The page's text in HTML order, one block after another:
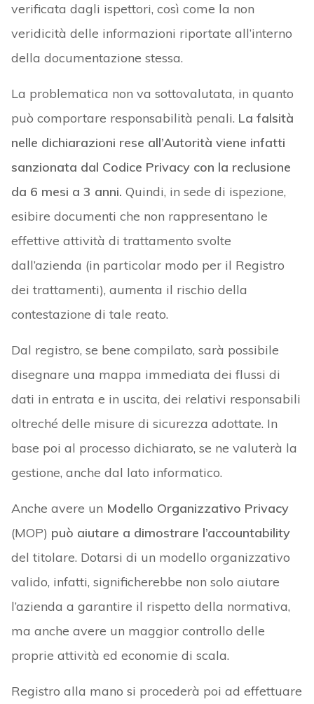
verificata dagli ispettori, così come la non
veridicità delle informazioni riportate all’interno
della documentazione stessa.
La problematica non va sottovalutata, in quanto
può comportare responsabilità penali. La falsità
nelle dichiarazioni rese all’Autorità viene infatti
sanzionata dal Codice Privacy con la reclusione
da 6 mesi a 3 anni. Quindi, in sede di ispezione,
esibire documenti che non rappresentano le
effettive attività di trattamento svolte
dall’azienda (in particolar modo per il Registro
dei trattamenti), aumenta il rischio della
contestazione di tale reato.
Dal registro, se bene compilato, sarà possibile
disegnare una mappa immediata dei flussi di
dati in entrata e in uscita, dei relativi responsabili
oltreché delle misure di sicurezza adottate. In
base poi al processo dichiarato, se ne valuterà la
gestione, anche dal lato informatico.
Anche avere un Modello Organizzativo Privacy
(MOP) può aiutare a dimostrare l’accountability
del titolare. Dotarsi di un modello organizzativo
valido, infatti, significherebbe non solo aiutare
l’azienda a garantire il rispetto della normativa,
ma anche avere un maggior controllo delle
proprie attività ed economie di scala.
Registro alla mano si procederà poi ad effettuare